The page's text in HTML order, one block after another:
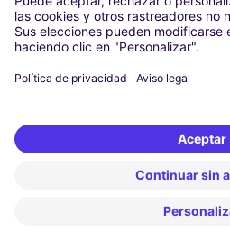
Turín
Viena
Berlín
Düsseldorf